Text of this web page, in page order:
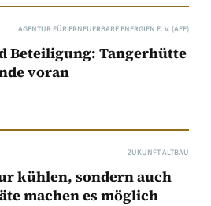
AGENTUR FÜR ERNEUERBARE ENERGIEN E. V. (AEE)
Beteiligung: Tangerhütte
voran
ZUKUNFT ALTBAU
kühlen, sondern auch
machen es möglich